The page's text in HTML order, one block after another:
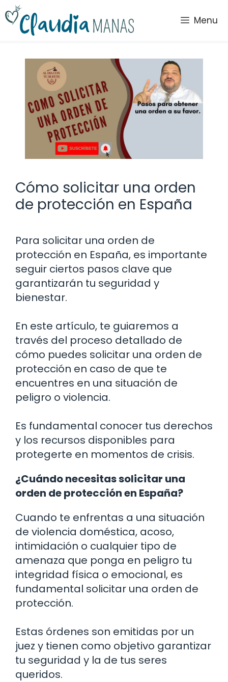
Saltar
al
contenido
Menu
Cómo solicitar una orden
de protección en España
Para solicitar una orden de
protección en España, es importante
seguir ciertos pasos clave que
garantizarán tu seguridad y
bienestar.
En este artículo, te guiaremos a
través del proceso detallado de
cómo puedes solicitar una orden de
protección en caso de que te
encuentres en una situación de
peligro o violencia.
Es fundamental conocer tus derechos
y los recursos disponibles para
protegerte en momentos de crisis.
¿Cuándo necesitas solicitar una
orden de protección en España?
Cuando te enfrentas a una situación
de violencia doméstica, acoso,
intimidación o cualquier tipo de
amenaza que ponga en peligro tu
integridad física o emocional, es
fundamental solicitar una orden de
protección.
Estas órdenes son emitidas por un
juez y tienen como objetivo garantizar
tu seguridad y la de tus seres
queridos.